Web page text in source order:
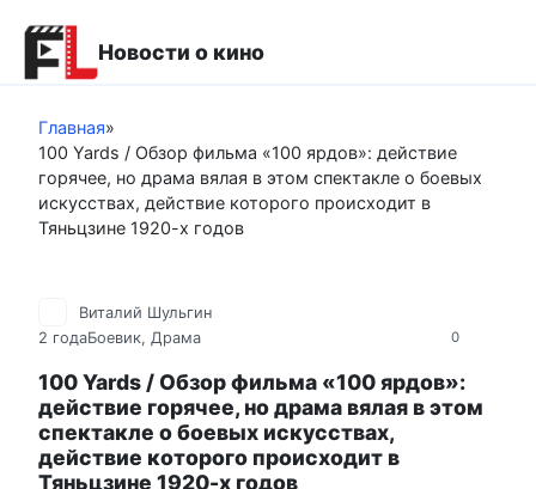
контенту
Новости о кино
Главная»
100 Yards / Обзор фильма «100 ярдов»: действие
горячее, но драма вялая в этом спектакле о боевых
искусствах, действие которого происходит в
Тяньцзине 1920-х годов
0
Виталий Шульгин
2 годаБоевик, Драма
100 Yards / Обзор фильма «100 ярдов»:
действие горячее, но драма вялая в этом
спектакле о боевых искусствах,
действие которого происходит в
Тяньцзине 1920-х годов